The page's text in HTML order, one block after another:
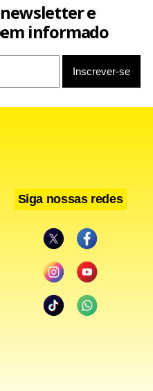
e
informado
Siga nossas redes